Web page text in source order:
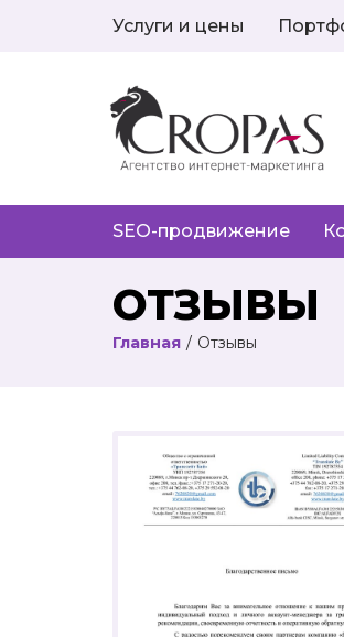
Услуги и цены
SEO-продвижение
ОТЗЫВЫ
Главная / Отзывы